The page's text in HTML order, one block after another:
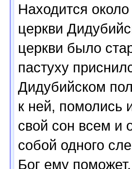
Находится
церкви
церкви было
пастуху
Дидубийском
к ней, помолись
свой сон всем и
собой одного
Бог ему